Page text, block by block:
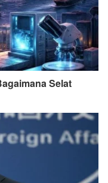
Selat